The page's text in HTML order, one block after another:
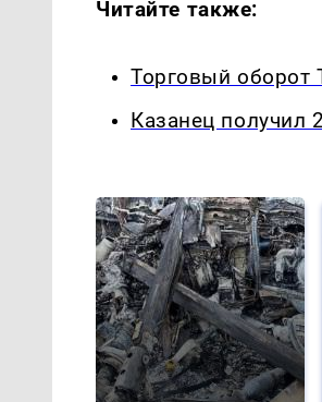
Читайте также:
Торговый оборот
Казанец получил